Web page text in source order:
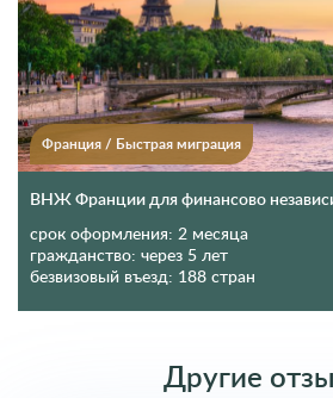
Франция / Быстрая миграция
ВНЖ Франции для финансово
срок оформления: 2 месяца
гражданство: через 5 лет
безвизовый въезд: 188 стран
Другие